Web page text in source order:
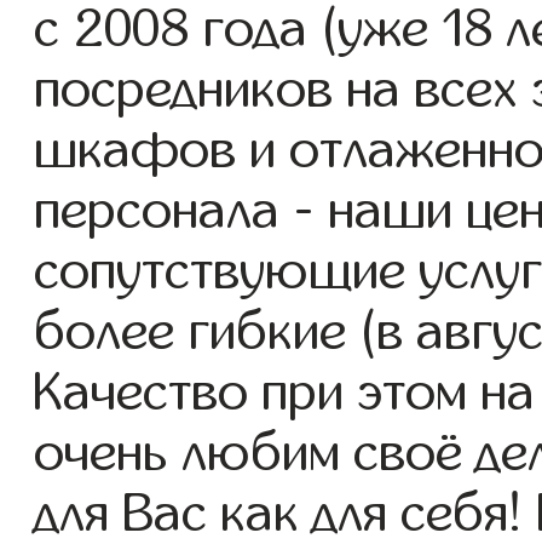
с 2008 года (уже 18
посредников на всех
шкафов и
персонала - наши
сопутствующие
более гибкие (в
Качество при этом
очень любим своё
для Вас как для